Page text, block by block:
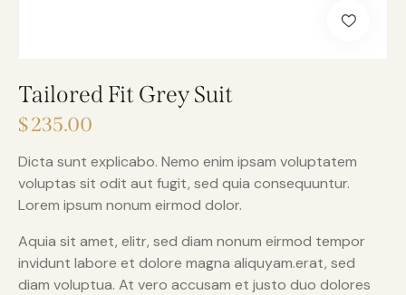
Tailored Fit Grey Suit
$235.00
Dicta sunt explicabo. Nemo enim ipsam voluptatem
voluptas sit odit aut fugit, sed quia consequuntur.
Lorem ipsum nonum eirmod dolor.
Aquia sit amet, elitr, sed diam nonum eirmod tempor
invidunt labore et dolore magna aliquyam.erat, sed
diam voluptua. At vero accusam et justo duo dolores